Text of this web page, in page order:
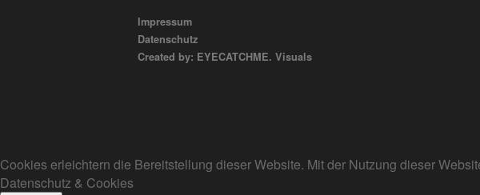
Impressum
Datenschutz
Created by: EYECATCHME. Visuals
Cookies erleichtern die Bereitstellung dieser Website. Mit der Nutzung dieser
Datenschutz & Cookies